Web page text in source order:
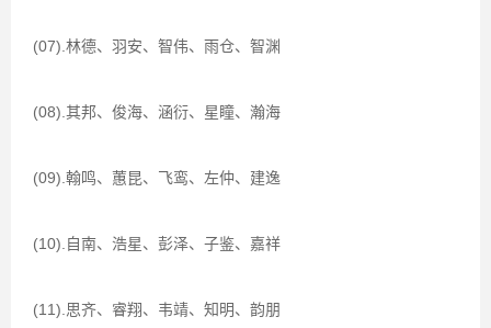
(07).林德、羽安、智伟、雨仓、智渊
(08).其邦、俊海、涵衍、星瞳、瀚海
(09).翰鸣、蕙昆、飞鸾、左仲、建逸
(10).自南、浩星、彭泽、子鉴、嘉祥
(11).思齐、睿翔、韦靖、知明、韵朋